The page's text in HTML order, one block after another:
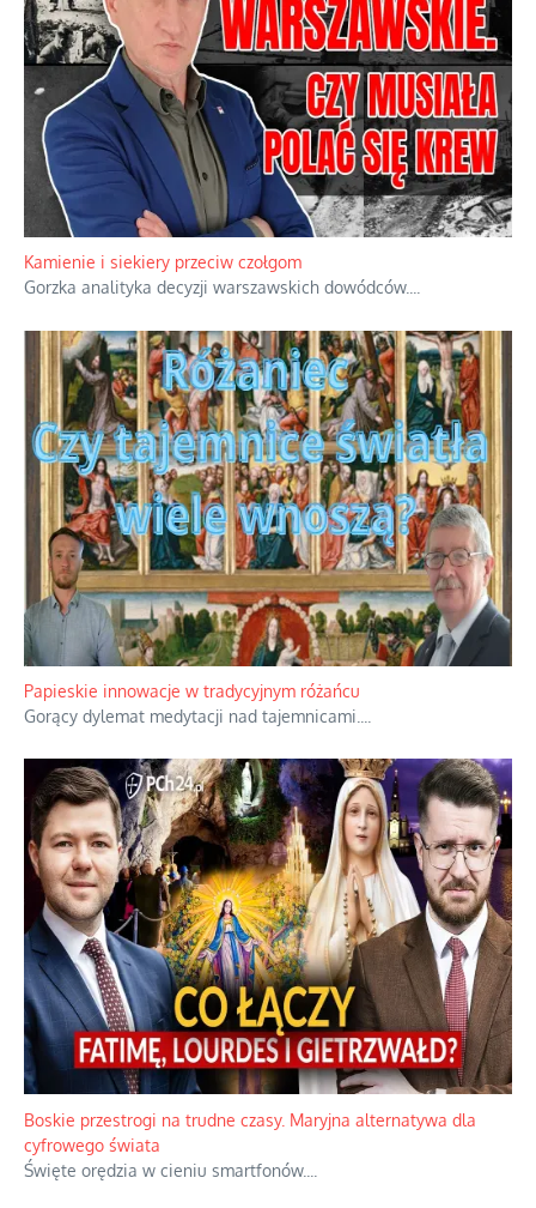
Kamienie i siekiery przeciw czołgom
Gorzka analityka decyzji warszawskich dowódców.
Papieskie innowacje w tradycyjnym różańcu
Gorący dylemat medytacji nad tajemnicami.
Boskie przestrogi na trudne czasy. Maryjna alternatywa dla
cyfrowego świata
Święte orędzia w cieniu smartfonów.